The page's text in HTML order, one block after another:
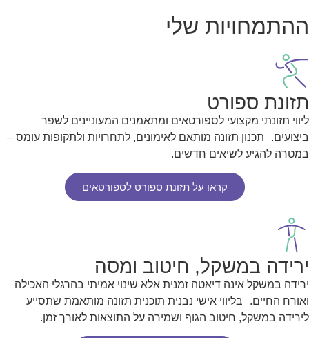
ההתמחויות שלי
תזונת ספורט
ליווי תזונתי מקצועי לספורטאים ומתאמנים המעוניינים לשפר
ביצועים. תכנון תזונה מותאם לאימונים, לתחרויות ולתקופות עומס –
במטרה להגיע לשיאים חדשים.
קראו על תזונת ספורט לספורטאים
ירידה במשקל, חיטוב ומסה
ירידה במשקל אינה דיאטה זמנית אלא שינוי אמיתי בהרגלי האכילה
ואורח החיים. בליווי אישי נבנית תוכנית תזונה מותאמת שתסייע
לירידה במשקל, חיטוב הגוף ושמירה על התוצאות לאורך זמן.